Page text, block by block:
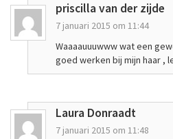
priscilla van der zijde
7 januari 2015 om 11:44
Waaaauuuwww wat een
goed werken bij mijn haar
Laura Donraadt
7 januari 2015 om 11:48